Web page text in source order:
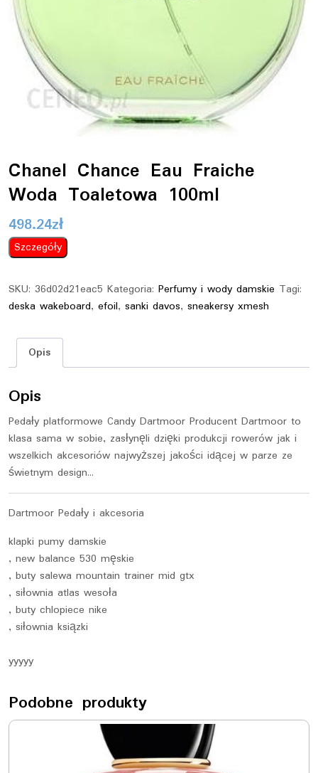
Chanel Chance Eau Fraiche
Woda Toaletowa 100ml
498.24zł
Szczegóły
SKU: 36d02d21eac5 Kategoria: Perfumy i wody damskie Tagi:
deska wakeboard, efoil, sanki davos, sneakersy xmesh
Opis
Opis
Pedały platformowe Candy Dartmoor Producent Dartmoor to
klasa sama w sobie, zasłynęli dzięki produkcji rowerów jak i
wszelkich akcesoriów najwyższej jakości idącej w parze ze
świetnym design…
Dartmoor Pedały i akcesoria
klapki pumy damskie
, new balance 530 męskie
, buty salewa mountain trainer mid gtx
, siłownia atlas wesoła
, buty chlopiece nike
, siłownia ksiązki
yyyyy
Podobne produkty